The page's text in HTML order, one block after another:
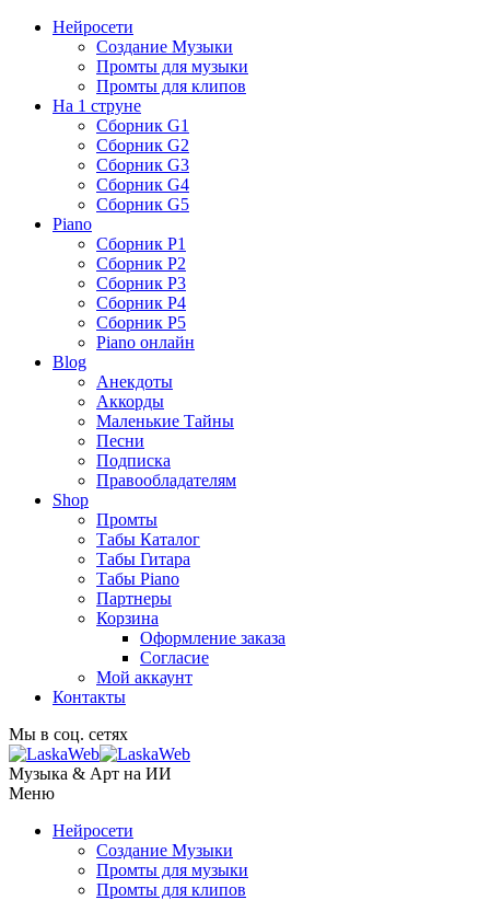
Нейросети
Создание Музыки
Промты для музыки
Промты для клипов
На 1 струне
Сборник G1
Сборник G2
Сборник G3
Сборник G4
Сборник G5
Piano
Сборник P1
Сборник P2
Сборник P3
Сборник P4
Сборник P5
Piano онлайн
Blog
Анекдоты
Аккорды
Маленькие Тайны
Песни
Подписка
Правообладателям
Shop
Промты
Табы Каталог
Табы Гитара
Табы Piano
Партнеры
Корзина
Оформление заказа
Согласие
Мой аккаунт
Контакты
Мы в соц. сетях
Музыка & Арт на ИИ
Меню
Нейросети
Создание Музыки
Промты для музыки
Промты для клипов